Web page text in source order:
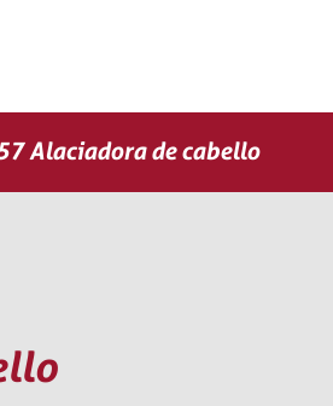
Alaciadora de cabello